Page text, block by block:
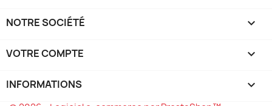
NOTRE SOCIÉTÉ 
VOTRE COMPTE 
INFORMATIONS keyboard_arrow_down